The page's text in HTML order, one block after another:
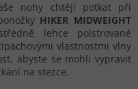
nohy chtějí potkat při
HIKER MIDWEIGHT
lehce polstrované
vlastnostmi vlny
abyste se mohli vypravit
na stezce.